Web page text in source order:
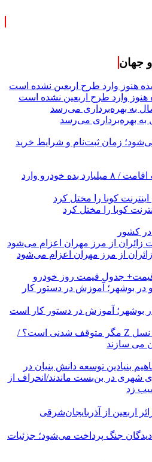
جهان
به بهره‌برداری می‌رسد
زمان ثبت‌نام و شرایط خرید
کاسبی خارج‌نشین‌ها با سهمیه اقامت / ۸ میلیارد بده خودرو وارد
کوبا را مختل کرد
جدول قیمت روز خودرو
بوشهر؛ آموزش در دستور کار است
سیلیکن ولیِ تهران؛ این ایران نسل Z مگر متوقف شدنی است؟ /
می سازند
بنیادین توسعه دانش بنیان در
شهری در بن‌بست ماندند/انحراف از
جنگ پرداخت می‌شود؛ جزئیات